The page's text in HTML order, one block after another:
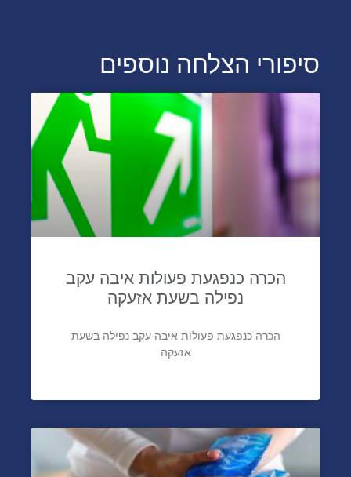
סיפורי הצלחה נוספים
הכרה כנפגעת פעולות איבה עקב
נפילה בשעת אזעקה
הכרה כנפגעת פעולות איבה עקב נפילה בשעת
אזעקה